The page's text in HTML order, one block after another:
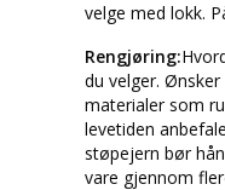
velge med lokk.
Rengjøring:
du velger.
materialer som
levetiden
støpejern bør
vare gjennom